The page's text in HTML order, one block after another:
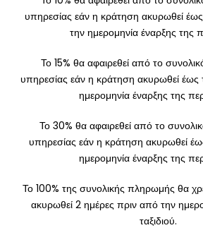
υπηρεσίας εάν η κράτηση ακυρωθεί
την ημερομηνία έναρξης της
Το 15% θα αφαιρεθεί από το
υπηρεσίας εάν η κράτηση ακυρωθεί έως
ημερομηνία έναρξης της
Το 30% θα αφαιρεθεί από το
υπηρεσίας εάν η κράτηση ακυρωθεί
ημερομηνία έναρξης της
Το 100% της συνολικής πληρωμής θα
ακυρωθεί 2 ημέρες πριν από την
ταξιδιού.